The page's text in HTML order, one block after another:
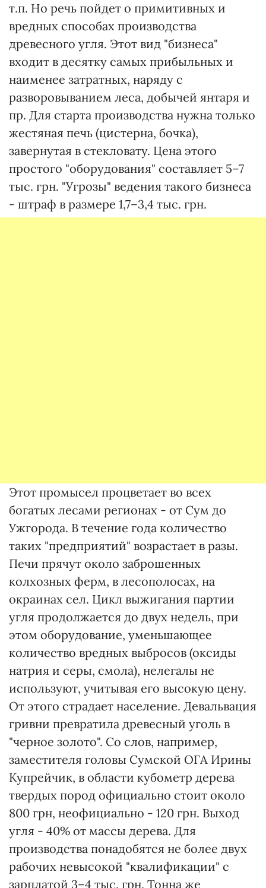
т.п. Но речь пойдет о примитивных и
вредных способах производства
древесного угля. Этот вид "бизнеса"
входит в десятку самых прибыльных и
наименее затратных, наряду с
разворовыванием леса, добычей янтаря и
пр. Для старта производства нужна только
жестяная печь (цистерна, бочка),
завернутая в стекловату. Цена этого
простого "оборудования" составляет 5–7
тыс. грн. "Угрозы" ведения такого бизнеса
- штраф в размере 1,7–3,4 тыс. грн.
Этот промысел процветает во всех
богатых лесами регионах - от Сум до
Ужгорода. В течение года количество
таких "предприятий" возрастает в разы.
Печи прячут около заброшенных
колхозных ферм, в лесополосах, на
окраинах сел. Цикл выжигания партии
угля продолжается до двух недель, при
этом оборудование, уменьшающее
количество вредных выбросов (оксиды
натрия и серы, смола), нелегалы не
используют, учитывая его высокую цену.
От этого страдает население. Девальвация
гривни превратила древесный уголь в
"черное золото". Со слов, например,
заместителя головы Сумской ОГА Ирины
Купрейчик, в области кубометр дерева
твердых пород официально стоит около
800 грн, неофициально - 120 грн. Выход
угля - 40% от массы дерева. Для
производства понадобятся не более двух
рабочих невысокой "квалификации" с
зарплатой 3–4 тыс. грн. Тонна же